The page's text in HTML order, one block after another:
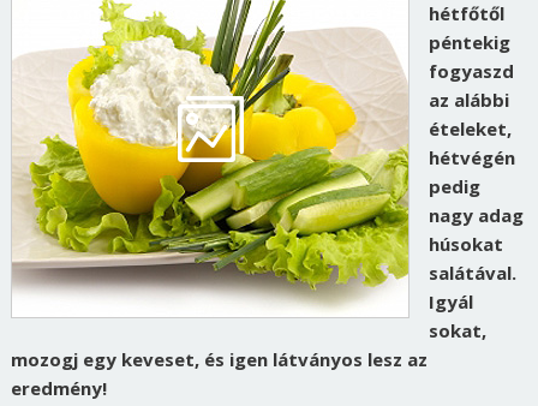
hétfőtől
péntekig
fogyaszd
az alábbi
ételeket,
hétvégén
pedig
nagy adag
húsokat
salátával.
Igyál
sokat,
mozogj egy keveset, és igen látványos lesz az
eredmény!